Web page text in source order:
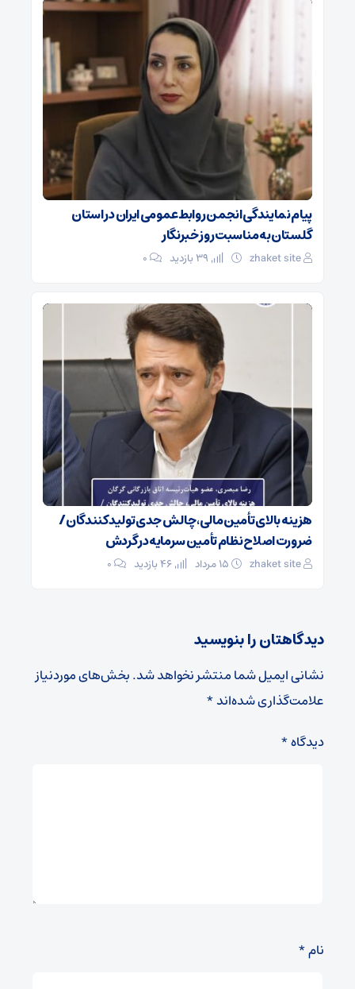
پیام نمایندگی انجمن روابط‌عمومی ایران در استان
گلستان به مناسبت روز خبرنگار
zhaket site ۰
هزینه بالای تأمین مالی، چالش جدی تولیدکنندگان /
ضرورت اصلاح نظام تأمین سرمایه در گردش
zhaket site ۰
دیدگاهتان را بنویسید
نشانی ایمیل شما منتشر نخواهد شد.بخش‌های موردنیاز
علامت‌گذاری شده‌اند*
دیدگاه*
نام*